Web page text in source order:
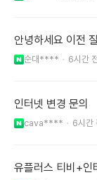
안녕하세요 이전
순대**** 6시간
인터넷 변경 문의
cava**** 6시간
유플러스 티비+인